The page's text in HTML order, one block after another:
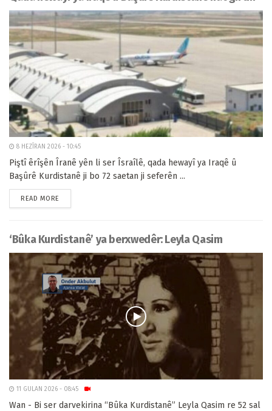
8 HEZÎRAN 2026 - 10:45
Piştî êrîşên Îranê yên li ser Îsraîlê, qada hewayî ya Iraqê û
Başûrê Kurdistanê ji bo 72 saetan ji seferên ...
READ MORE
‘Bûka Kurdistanê’ ya berxwedêr: Leyla Qasim
11 GULAN 2026 - 08:45
Wan - Bi ser darvekirina “Bûka Kurdistanê” Leyla Qasim re 52 sal